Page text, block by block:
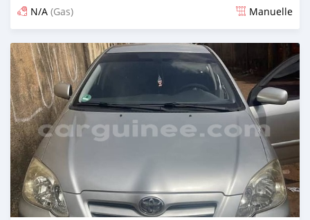
N/A (Gas) Manuelle
Publié il y a presque 3 ans